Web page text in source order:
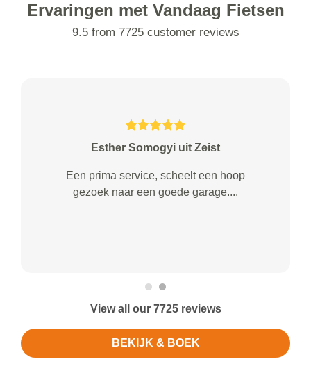
Ervaringen met Vandaag Fietsen
9.5 from 7725 customer reviews
Esther Somogyi uit Zeist
Een prima service, scheelt een hoop
gezoek naar een goede garage....
View all our 7725 reviews
BEKIJK & BOEK